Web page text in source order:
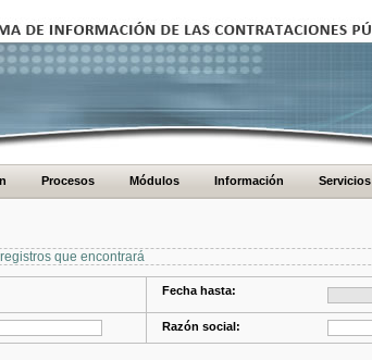
Procesos Módulos Información Servicios
que encontrará
Fecha hasta:
Razón social: